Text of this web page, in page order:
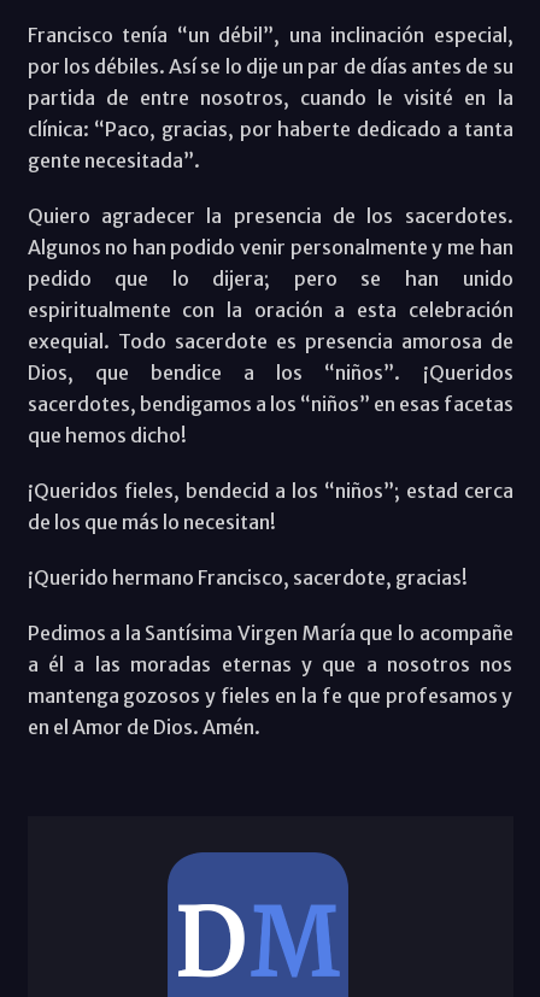
Francisco tenía “un débil”, una inclinación especial,
por los débiles. Así se lo dije un par de días antes de su
partida de entre nosotros, cuando le visité en la
clínica: “Paco, gracias, por haberte dedicado a tanta
gente necesitada”.
Quiero agradecer la presencia de los sacerdotes.
Algunos no han podido venir personalmente y me han
pedido que lo dijera; pero se han unido
espiritualmente con la oración a esta celebración
exequial. Todo sacerdote es presencia amorosa de
Dios, que bendice a los “niños”. ¡Queridos
sacerdotes, bendigamos a los “niños” en esas facetas
que hemos dicho!
¡Queridos fieles, bendecid a los “niños”; estad cerca
de los que más lo necesitan!
¡Querido hermano Francisco, sacerdote, gracias!
Pedimos a la Santísima Virgen María que lo acompañe
a él a las moradas eternas y que a nosotros nos
mantenga gozosos y fieles en la fe que profesamos y
en el Amor de Dios. Amén.